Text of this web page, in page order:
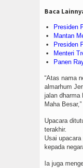
Baca
Presiden
Mantan
Presiden
Menteri
Panen
“Atas nama
almarhum
jalan dharma
Maha
Upacara
terakhir.
Usai
kepada
Ia juga